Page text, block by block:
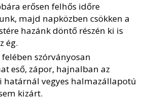
erősen felhős időre
majd napközben csökken a
hazánk döntő részén ki is
ég.
szórványosan
eső, zápor, hajnalban az
határnál vegyes halmazállapotú
kizárt.